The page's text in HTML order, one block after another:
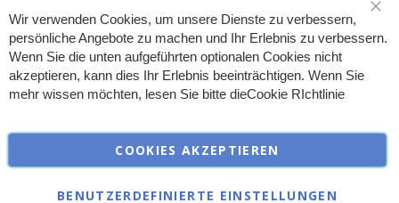
Wir verwenden Cookies, um unsere Dienste zu verbessern,
persönliche Angebote zu machen und Ihr Erlebnis zu verbessern.
Wenn Sie die unten aufgeführten optionalen Cookies nicht
akzeptieren, kann dies Ihr Erlebnis beeinträchtigen. Wenn Sie
mehr wissen möchten, lesen Sie bitte dieCookie RIchtlinie
COOKIES AKZEPTIEREN
BENUTZERDEFINIERTE EINSTELLUNGEN